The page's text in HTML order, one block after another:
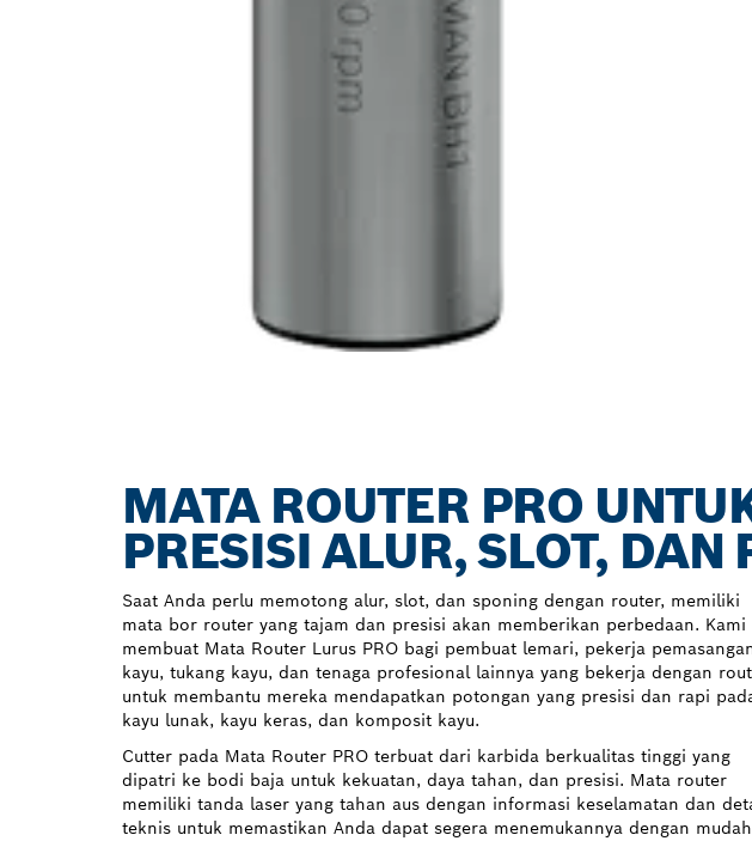
MATA ROUTER PRO
PRESISI ALUR, SLOT, DAN
Saat Anda perlu memotong alur, slot, dan sponing dengan router, memiliki
mata bor router yang tajam dan presisi akan memberikan perbedaan. Kami
membuat Mata Router Lurus PRO bagi pembuat lemari, pekerja
kayu, tukang kayu, dan tenaga profesional lainnya yang bekerja dengan
untuk membantu mereka mendapatkan potongan yang presisi dan rapi
kayu lunak, kayu keras, dan komposit kayu.
Cutter pada Mata Router PRO terbuat dari karbida berkualitas tinggi yang
dipatri ke bodi baja untuk kekuatan, daya tahan, dan presisi. Mata router
memiliki tanda laser yang tahan aus dengan informasi keselamatan dan
teknis untuk memastikan Anda dapat segera menemukannya dengan